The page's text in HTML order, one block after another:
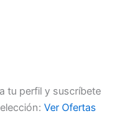
tu perfil y suscríbete
Ver Ofertas